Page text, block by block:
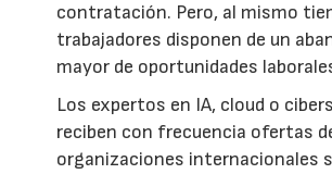
contratación. Pero, al mismo
trabajadores disponen de un
mayor de oportunidades
Los expertos en IA, cloud o
reciben con frecuencia ofertas
organizaciones internacionales